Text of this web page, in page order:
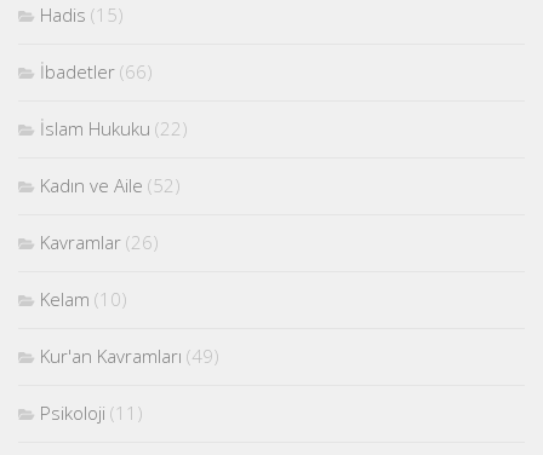
Hadis (15)
İbadetler (66)
İslam Hukuku (22)
Kadın ve Aile (52)
Kavramlar (26)
Kelam (10)
Kur'an Kavramları (49)
Psikoloji (11)